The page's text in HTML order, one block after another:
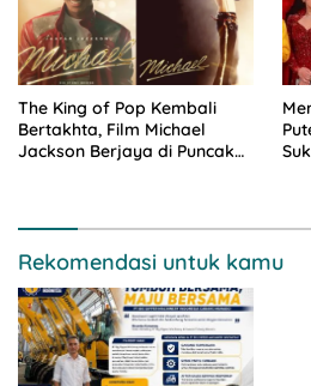
The King of Pop Kembali
Bertakhta, Film Michael
Jackson Berjaya di Puncak
Rekomendasi untuk kamu